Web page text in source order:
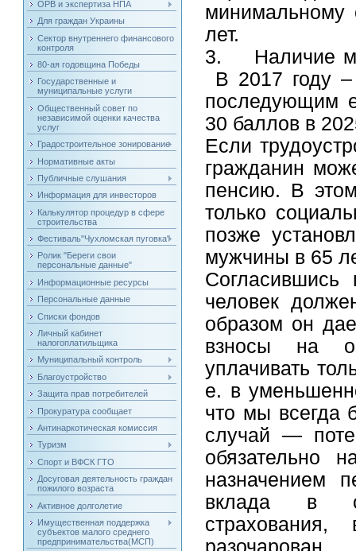
ОРВ и экспертиза НПА
Для граждан Украины
Сектор внутреннего финансового
контроля
80-ая годовщина Победы
Государственные и
муниципальные услуги
Общественный совет по
независимой оценки качества
услуг
Градостроительное зонирование
Нормативные акты
Публичные слушания
Информация для инвесторов
Калькулятор процедур в сфере
строительства
Фестиваль"Чухломская пуговка"
Ролик "Береги свои
персональные данные"
Информационные ресурсы
Персональные данные
Списки фондов
Личный кабинет
налогоплатильщика
Муниципальный контроль
Благоустройство
Защита прав потребителей
Прокуратура сообщает
Антинаркотическая комиссия
Туризм
Спорт и ВФСК ГТО
Досуговая деятельность граждан
пожилого возраста
Активное долголетие
Имущественная поддержка
субъектов малого среднего
предпринимательства(МСП)
минимальному
лет.
3. Наличие
В 2017 году
последующим
30 баллов в
Если
гражданин
пенсию. В
только
позже
мужчины в 65
Согласившись
человек
образом он
взносы на
уплачивать
е. в
что мы всегда
случай —
обязательно
назначением
вклада в